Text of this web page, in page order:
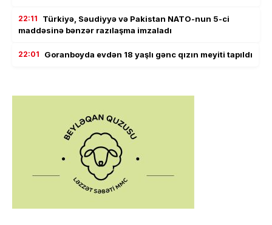
22:11
Türkiyə, Səudiyyə və Pakistan NATO-nun 5-ci
maddəsinə bənzər razılaşma imzaladı
22:01 Goranboyda evdən 18 yaşlı gənc qızın meyiti tapıldı